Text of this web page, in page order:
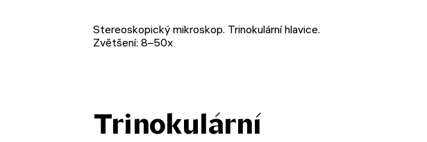
Stereoskopický mikroskop. Trinokulární hlavice.
Zvětšení: 8–50x
Trinokulární